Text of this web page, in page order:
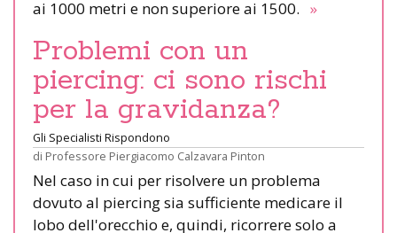
ai 1000 metri e non superiore ai 1500. »
Problemi con un
piercing: ci sono rischi
per la gravidanza?
Gli Specialisti Rispondono
di Professore Piergiacomo Calzavara Pinton
Nel caso in cui per risolvere un problema
dovuto al piercing sia sufficiente medicare il
lobo dell'orecchio e, quindi, ricorrere solo a